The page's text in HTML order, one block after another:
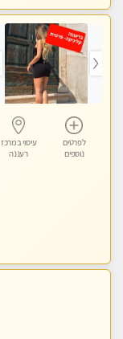
לפרטים
נוספים
עיסוי במרכז
רעננה